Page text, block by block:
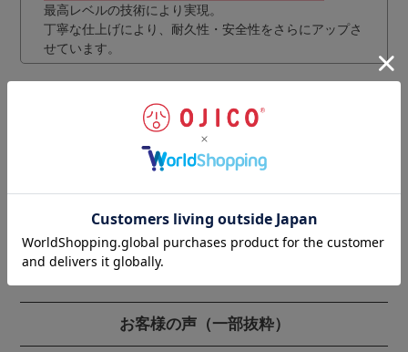
最高レベルの技術により実現。
丁寧な仕上げにより、耐久性・安全性をさらにアップさ
せています。
ギフトラッピングのご注文はこちらから
お客様の声（一部抜粋）